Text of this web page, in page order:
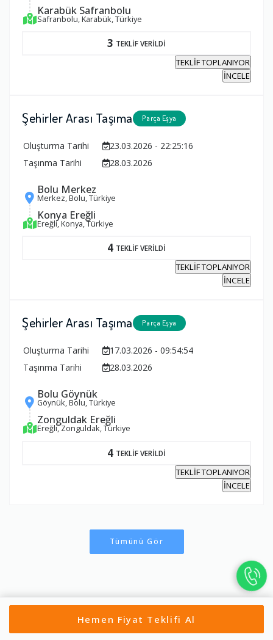
Karabük Safranbolu
Safranbolu, Karabük, Türkiye
3 TEKLİF VERİLDİ
TEKLİF TOPLANIYOR
İNCELE
Şehirler Arası Taşıma Parça Eşya
Oluşturma Tarihi
23.03.2026 - 22:25:16
Taşınma Tarihi
28.03.2026
Bolu Merkez
Merkez, Bolu, Türkiye
Konya Ereğli
Ereğli, Konya, Türkiye
4 TEKLİF VERİLDİ
TEKLİF TOPLANIYOR
İNCELE
Şehirler Arası Taşıma Parça Eşya
Oluşturma Tarihi
17.03.2026 - 09:54:54
Taşınma Tarihi
28.03.2026
Bolu Göynük
Göynük, Bolu, Türkiye
Zonguldak Ereğli
Ereğli, Zonguldak, Türkiye
4 TEKLİF VERİLDİ
TEKLİF TOPLANIYOR
İNCELE
Tümünü Gör
Hemen Fiyat Teklifi Al